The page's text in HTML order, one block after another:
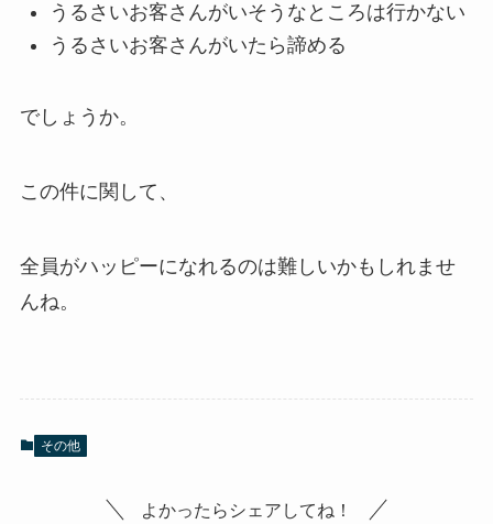
うるさいお客さんがいそうなところは行かない
うるさいお客さんがいたら諦める
でしょうか。
この件に関して、
全員がハッピーになれるのは難しいかもしれませ
んね。
その他
よかったらシェアしてね！